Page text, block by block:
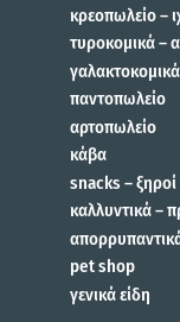
κρεοπωλείο –
τυροκομικά –
γαλακτοκομικά
παντοπωλείο
αρτοπωλείο
κάβα
snacks –
καλλυντικά –
pet shop
γενικά είδη